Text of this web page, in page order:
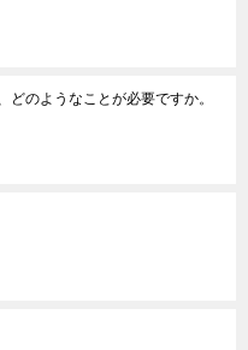
どのようなことが必要ですか。